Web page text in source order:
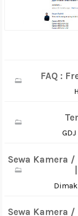
FAQ :
Sewa Kamera
Sewa Kamera